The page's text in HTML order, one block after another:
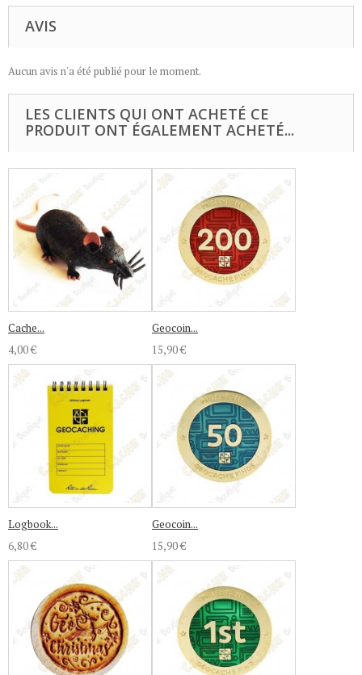
AVIS
Aucun avis n'a été publié pour le moment.
LES CLIENTS QUI ONT ACHETÉ CE
PRODUIT ONT ÉGALEMENT ACHETÉ...
Cache...
4,00 €
Geocoin...
15,90 €
Logbook...
6,80 €
Geocoin...
15,90 €